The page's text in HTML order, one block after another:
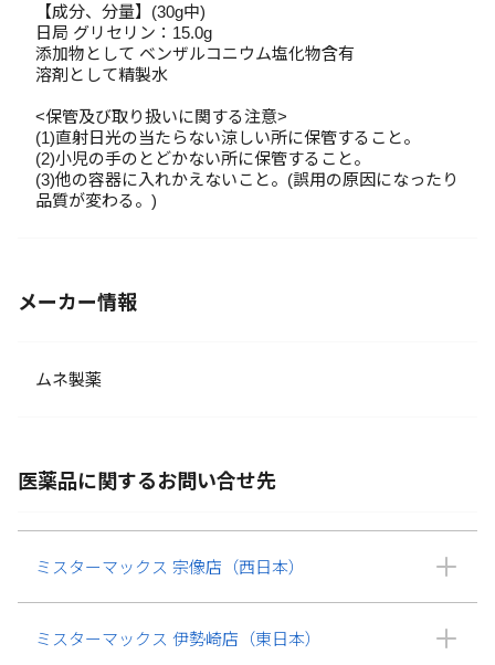
【成分、分量】(30g中)
日局 グリセリン：15.0g
添加物として ベンザルコニウム塩化物含有
溶剤として精製水
<保管及び取り扱いに関する注意>
(1)直射日光の当たらない涼しい所に保管すること。
(2)小児の手のとどかない所に保管すること。
(3)他の容器に入れかえないこと。(誤用の原因になったり
品質が変わる。)
メーカー情報
ムネ製薬
医薬品に関するお問い合せ先
ミスターマックス 宗像店（西日本）
ミスターマックス 伊勢崎店（東日本）